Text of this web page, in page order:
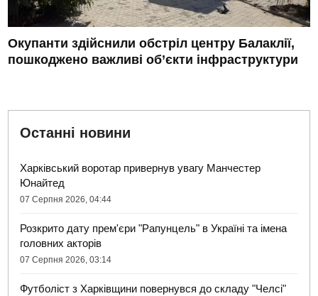
Окупанти здійснили обстріл центру Балаклії,
пошкоджено важливі об’єкти інфраструктури
Останні новини
Харківський воротар привернув увагу Манчестер
Юнайтед
07 Серпня 2026, 04:44
Розкрито дату прем'єри "Рапунцель" в Україні та імена
головних акторів
07 Серпня 2026, 03:14
Футболіст з Харківщини повернувся до складу "Челсі"